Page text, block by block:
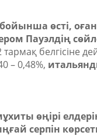
өсті,
Пауэлдің
белгісіне
– 0,48%,
өңірі
серпін